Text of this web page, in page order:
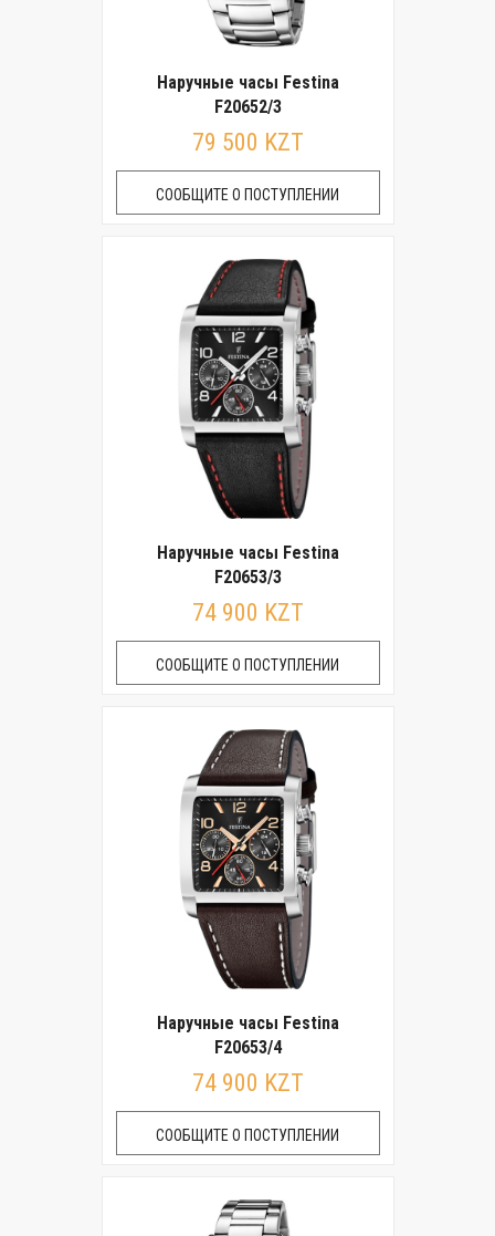
Наручные часы Festina
F20652/3
79 500 KZT
СООБЩИТЕ О ПОСТУПЛЕНИИ
Наручные часы Festina
F20653/3
74 900 KZT
СООБЩИТЕ О ПОСТУПЛЕНИИ
Наручные часы Festina
F20653/4
74 900 KZT
СООБЩИТЕ О ПОСТУПЛЕНИИ